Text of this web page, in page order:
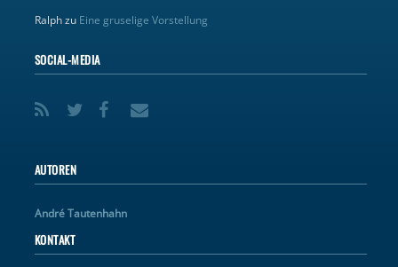
Ralphzu Eine gruselige Vorstellung
SOCIAL-MEDIA
AUTOREN
André Tautenhahn
KONTAKT